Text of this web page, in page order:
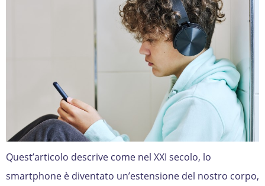
Quest’articolo descrive come nel XXI secolo, lo
smartphone è diventato un’estensione del nostro corpo,